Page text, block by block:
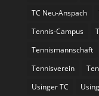
TC Neu-Anspach
Tennis-Campus
Tennismannschaft
Tennisverein
Usinger TC